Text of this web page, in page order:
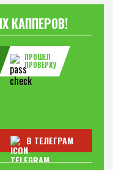
КАППЕРОВ!
ПРОШЕЛ
ПРОВЕРКУ
В ТЕЛЕГРАМ